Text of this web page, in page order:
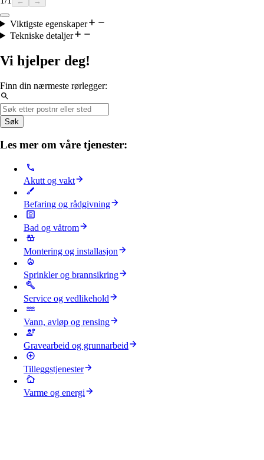
Viktigste egenskaper
Tekniske detaljer
Vi hjelper deg!
Finn din nærmeste rørlegger:
Søk
Les mer om våre tjenester:
Akutt og vakt
Befaring og rådgivning
Bad og våtrom
Montering og installasjon
Sprinkler og brannsikring
Service og vedlikehold
Vann, avløp og rensing
Gravearbeid og grunnarbeid
Tilleggstjenester
Varme og energi